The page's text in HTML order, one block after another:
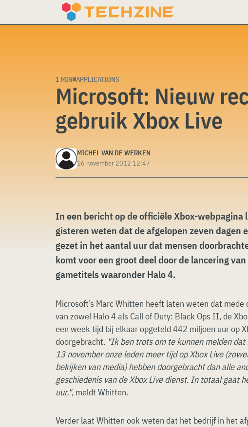
1 MIN APPLICATIONS
Microsoft: Nieuw
gebruik Xbox Live
MICHEL VAN DE WERKEN
16 november 2012 12:47
In een bericht op de officiële Xbox-webpagina
gisteren weten dat de afgelopen zeven dagen
gezet in het aantal uur dat mensen
komt voor een groot deel door de lancering
gametitels waaronder Halo 4.
Microsoft’s Marc Whitten heeft laten weten dat mede
van zowel Halo 4 als Call of Duty: Black Ops II, de
een week tijd bij elkaar opgeteld 442 miljoen uur op
doorgebracht. "Ik ben trots om te kunnen melden
13 november onze leden meer tijd op Xbox Live
bekijken van media) hebben doorgebracht dan alle
geschiedenis van de Xbox Live dienst. In totaal gaat
uur.", meldt Whitten.
Verder laat Whitten ook weten dat het bedrijf in het